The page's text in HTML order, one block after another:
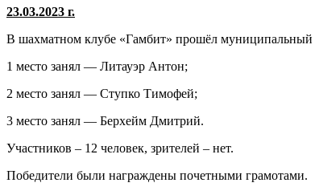
23.03.2023 г.
В шахматном клубе «Гамбит» прошёл
1 место занял — Литауэр Антон;
2 место занял — Ступко Тимофей;
3 место занял — Берхейм Дмитрий.
Участников – 12 человек, зрителей – нет.
Победители были награждены почетными грамотами.